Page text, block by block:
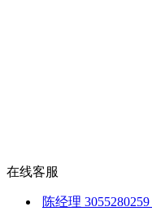
在线客服
陈经理 3055280259